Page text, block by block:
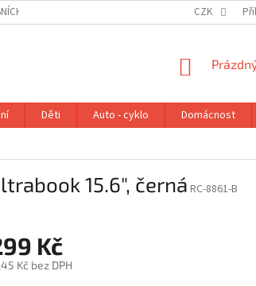
ÚDAJŮ VRÁCENÍ ZBOŽÍ V ZÁKONNÉ LHŮTĚ
CZK
Děti Auto - cyklo Domácnost
15.6", černá RC-8861-B
Kč
Kč bez DPH